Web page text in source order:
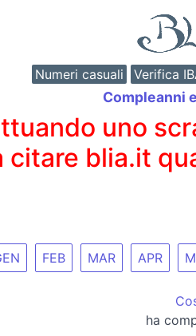
Numeri casuali Verifica
Compleanni
uno
citare blia.it
FEB MAR APR
ha